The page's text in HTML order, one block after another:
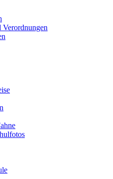
Verordnungen